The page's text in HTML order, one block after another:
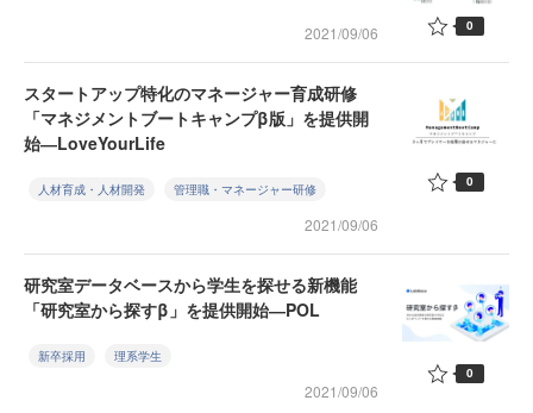
2021/09/06 0
スタートアップ特化のマネージャー育成研修
「マネジメントブートキャンプβ版」を提供開
始―LoveYourLife
人材育成・人材開発 管理職・マネージャー研修
2021/09/06
0
研究室データベースから学生を探せる新機能
「研究室から探すβ」を提供開始―POL
新卒採用 理系学生
2021/09/06
0